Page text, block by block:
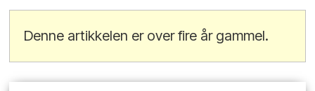
Denne artikkelen er over fire år gammel.